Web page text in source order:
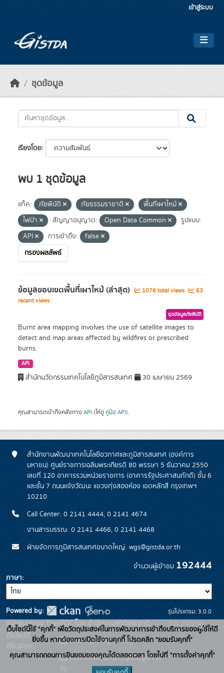
เข้าสู่ระบบ
ชุดข้อมูล
เรียงโดย
พบ 1 ชุดข้อมูล
แท็ค: ภัยพิบัติ ภัยธรรมราชาติ
พื้นที่เผาไหม้
ไฟป่า
สัญญาอนุญาต: Open Data Common
รูปแบบ:
API
การเข้าถึง:
false
กรองผลลัพธ์
ข้อมูลขอบเขตพื้นที่เผาไหม้ (ล่าสุด) 1076 total views
63
recent views
ชุดข้อมูลภัยพิบัติ
Burnt area mapping involves the use of satellite images to
detect and map areas affected by wildfires or prescribed
burns.
API
สำนักนวัตกรรมเทคโนโลยีภูมิสารสนเทศ 30 เมษายน 2569
คุณสามารถเข้าถึงคลังทาง API (ให้ดู คู่มือ API).
สำนักงานพัฒนาเทคโนโลยีอวกาศและภูมิสารสนเทศ (องค์การ
มหาชน) ศูนย์ราชการเฉลิมพระเกียรติ 80 พรรษา 5 ธันวาคม 2550
เลขที่ 120 อาคารรวมหน่วยราชการ (อาคารรัฐประศาสนภักดี) ชั้น 6
และชั้น 7 ถนนแจ้งวัฒนะ แขวงทุ่งสองห้อง เขตหลักสี่ กรุงเทพฯ
10210
Call Center: 0 2141 4444, 0 2141 4674
งานสารบรรณ: 0 2141 4466, 0 2141 4468
ฝ่ายจัดการภูมิสารสนเทศขนาดใหญ่: wgs@gistda.or.th
จำนวนผู้เข้าชม 192444
ภาษา
Powered by:
สนับสนุนระบบ Thai-GDC โดย สำนักงานสถิติแห่งชาติ
เว็บไซต์ที่
เกี่ยวข้อง:
ระบบบัญชีข้อมูลภาครัฐ
บริการนามานุกรมบัญชีข้อมูลภาค
รุ่นโปรแกรม: 3.0.0
วันที่: 2025-06-
26
เว็บไซต์นี้ใช้ "คุกกี้" เพื่อวัตถุประสงค์ในการพัฒนาการเข้าถึงบริการของผู้ใช้ให้ดี
ยิ่งขึ้น หากต้องการเปิดใช้งานคุกกี้ โปรดคลิก "ยอมรับคุกกี้"
คุณสามารถถอนการยินยอมของคุณได้ตลอดเวลา โดยไปที่ "การตั้งค่าคุกกี้"
x